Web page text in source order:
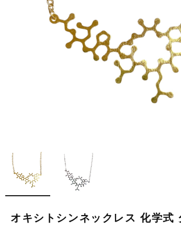
オキシトシンネックレス 化学式